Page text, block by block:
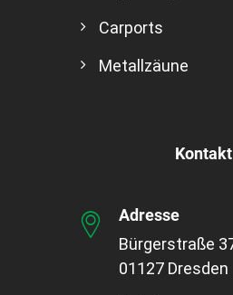
Carports
Metallzäune
Kontakt
Adresse
Bürgerstraße
01127 Dresden